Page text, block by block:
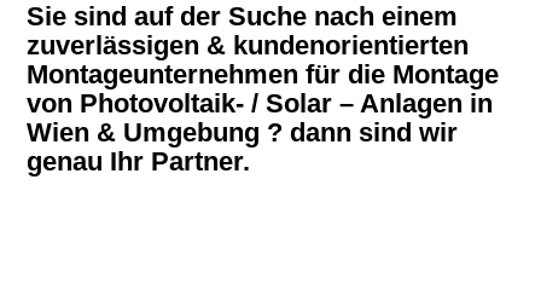
Sie sind auf der Suche nach einem
zuverlässigen & kundenorientierten
Montageunternehmen für die Montage
von Photovoltaik- / Solar – Anlagen in
Wien & Umgebung ? dann sind wir
genau Ihr Partner.